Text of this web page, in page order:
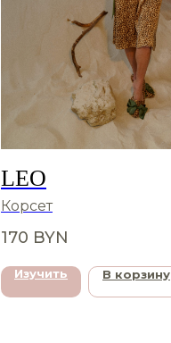
LEO
Корсет
170 BYN
Изучить В корзину